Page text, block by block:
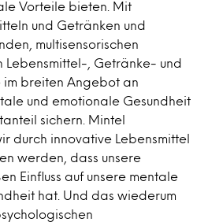
Vorteile bieten. Mit
und Getränken und
multisensorischen
Lebensmittel-, Getränke- und
breiten Angebot an
und emotionale Gesundheit
sichern. Mintel
durch innovative Lebensmittel
werden, dass unsere
Einfluss auf unsere mentale
hat. Und das wiederum